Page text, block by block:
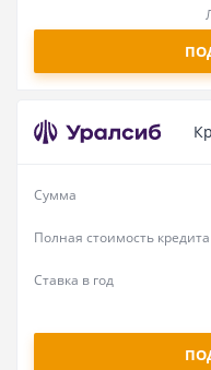
Сумма
Полная стоимость кредита
Ставка в год